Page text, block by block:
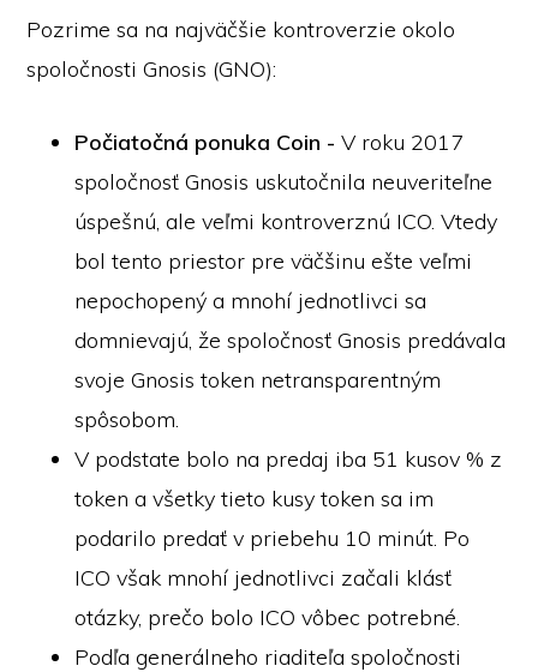
Pozrime sa na najväčšie kontroverzie okolo
spoločnosti Gnosis (GNO):
Počiatočná ponuka Coin -V roku 2017
spoločnosť Gnosis uskutočnila neuveriteľne
úspešnú, ale veľmi kontroverznú ICO. Vtedy
bol tento priestor pre väčšinu ešte veľmi
nepochopený a mnohí jednotlivci sa
domnievajú, že spoločnosť Gnosis predávala
svoje Gnosis token netransparentným
spôsobom.
V podstate bolo na predaj iba 51 kusov % z
token a všetky tieto kusy token sa im
podarilo predať v priebehu 10 minút. Po
ICO však mnohí jednotlivci začali klásť
otázky, prečo bolo ICO vôbec potrebné.
Podľa generálneho riaditeľa spoločnosti